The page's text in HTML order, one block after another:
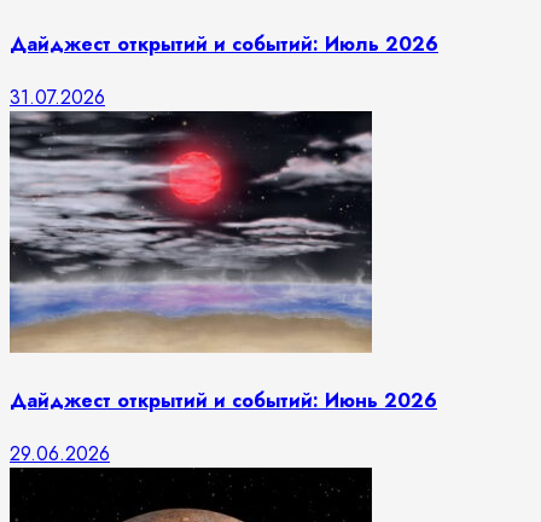
Дайджест открытий и событий: Июль 2026
31.07.2026
Дайджест открытий и событий: Июнь 2026
29.06.2026